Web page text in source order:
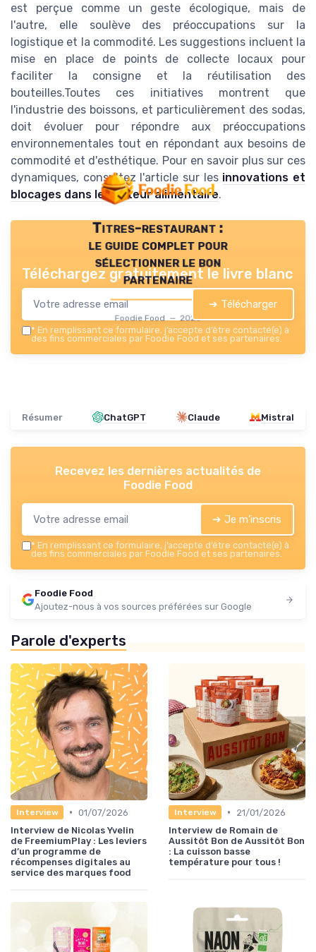
est perçue comme un geste écologique, mais de
l'autre, elle soulève des préoccupations sur la
logistique et la commodité. Les suggestions incluent la
mise en place de points de collecte locaux pour
faciliter la consigne et la réutilisation des
bouteilles.Toutes ces initiatives montrent que
l'industrie des boissons, et particulièrement des sodas,
doit évoluer pour répondre aux préoccupations
environnementales tout en répondant aux besoins de
commodité et d'esthétique. Pour en savoir plus sur ces
dynamiques, consultez l'article sur les innovations et
blocages dans le secteur alimentaire.
Titres-restaurant :
le guide complet pour
sélectionner le bon
partenaire
Foodie Food — 2026
Téléchargez gratuitement le livre blanc
➔ Télécharger
* En remplissant ce formulaire, j’accepte d’être contacté(e) à
des fins commerciales par Foodie Food et ses partenaires.
Résumer ChatGPT Claude Mistral
Recevez les dernières actualités de
Foodie Food
➔ Je m'inscris
* En remplissant ce formulaire, j’accepte d’être contacté(e) à
des fins commerciales par Foodie Food et ses partenaires.
Foodie Food
Ajoutez-nous à vos sources préférées sur Google
Parole d'experts
Interview • 01/07/2026
Interview de Nicolas Yvelin
de FreemiumPlay : Les leviers
d’un programme de
récompenses digitales au
service des marques food
Interview •
21/01/2026
Interview de Romain de
Aussitôt Bon de Aussitôt Bon
: La cuisson basse
température pour tous !